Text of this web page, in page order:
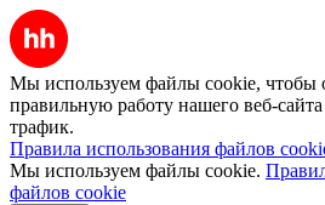
Мы используем файлы cookie, чтобы
правильную работу нашего веб-
трафик.
Правила использования файлов
Мы используем файлы cookie.
файлов cookie